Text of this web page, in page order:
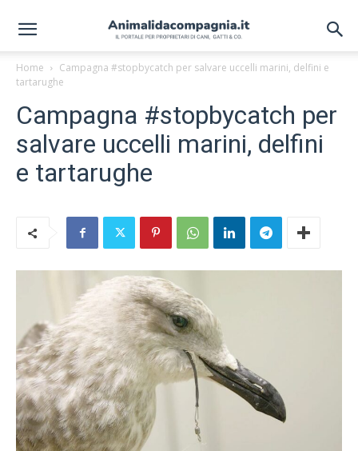
Home
Campagna #stopbycatch per salvare uccelli marini, delfini e
tartarughe
Campagna #stopbycatch per
salvare uccelli marini, delfini
e tartarughe